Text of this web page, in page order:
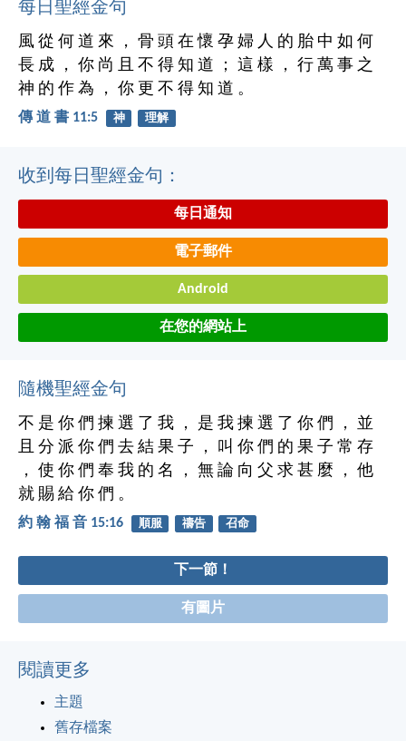
每日聖經金句
風 從 何 道 來 ， 骨 頭 在 懷 孕 婦 人 的 胎 中 如 何
長 成 ， 你 尚 且 不 得 知 道 ； 這 樣 ， 行 萬 事 之
神 的 作 為 ， 你 更 不 得 知 道 。
傳 道 書 11:5 神 理解
收到每日聖經金句：
每日通知
電子郵件
Android
在您的網站上
隨機聖經金句
不 是 你 們 揀 選 了 我 ， 是 我 揀 選 了 你 們 ， 並
且 分 派 你 們 去 結 果 子 ， 叫 你 們 的 果 子 常 存
， 使 你 們 奉 我 的 名 ， 無 論 向 父 求 甚 麼 ， 他
就 賜 給 你 們 。
約 翰 福 音 15:16 順服 禱告 召命
下一節！
有圖片
閱讀更多
主題
舊存檔案